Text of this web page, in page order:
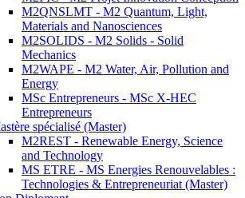
M2QNSLMT - M2 Quantum, Light,
Materials and Nanosciences
M2SOLIDS - M2 Solids - Solid
Mechanics
M2WAPE - M2 Water, Air, Pollution and
Energy
MSc Entrepreneurs - MSc X-HEC
Entrepreneurs
spécialisé (Master)
M2REST - Renewable Energy, Science
and Technology
MS ETRE - MS Energies Renouvelables :
Technologies & Entrepreneuriat (Master)